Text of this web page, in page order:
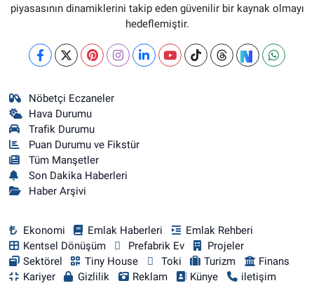
piyasasının dinamiklerini takip eden güvenilir bir kaynak olmayı
hedeflemiştir.
Nöbetçi Eczaneler
Hava Durumu
Trafik Durumu
Puan Durumu ve Fikstür
Tüm Manşetler
Son Dakika Haberleri
Haber Arşivi
Ekonomi Emlak Haberleri
Emlak Rehberi
Kentsel Dönüşüm
Prefabrik Ev
Projeler
Sektörel
Tiny House Toki Turizm
Finans
Kariyer
Gizlilik Reklam Künye iletişim